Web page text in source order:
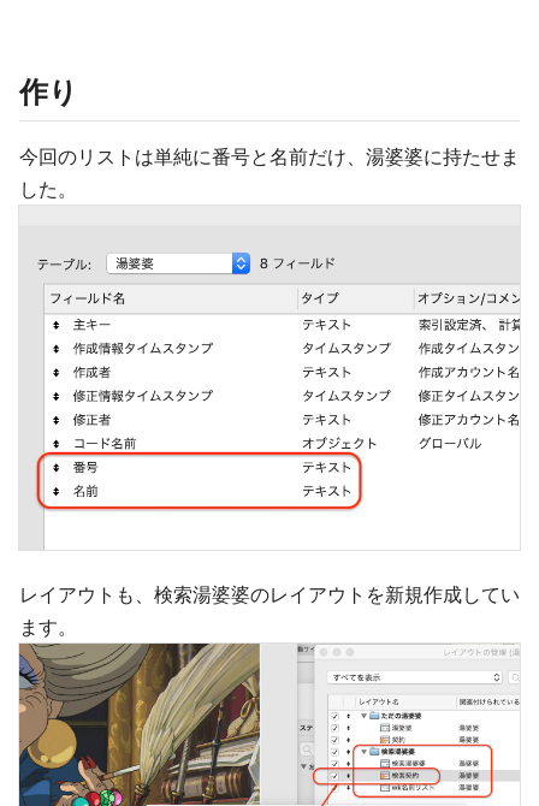
作り
今回のリストは単純に番号と名前だけ、湯婆婆に持たせま
した。
レイアウトも、検索湯婆婆のレイアウトを新規作成してい
ます。